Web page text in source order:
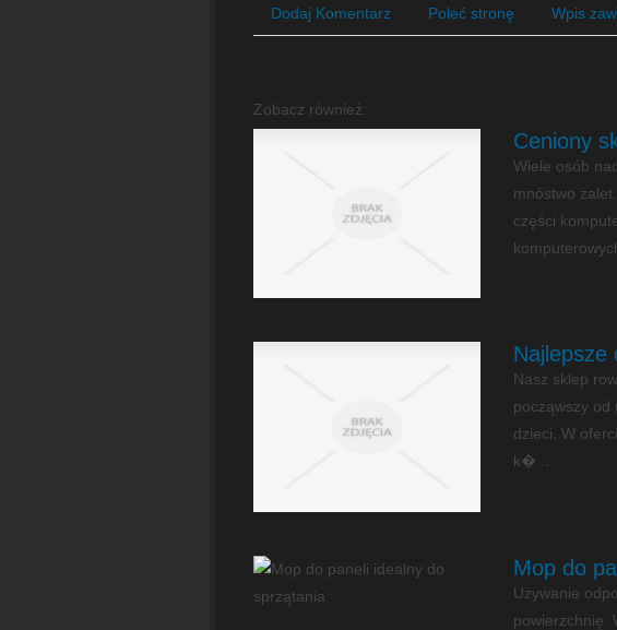
Dodaj Komentarz Poleć stronę Wpis
Zobacz również:
Ceniony
Wiele osób
mnóstwo
części
Najlepsze
Nasz sklep
począwszy od
dzieci. W
k�...
Mop do
Używanie
powierzchnię.